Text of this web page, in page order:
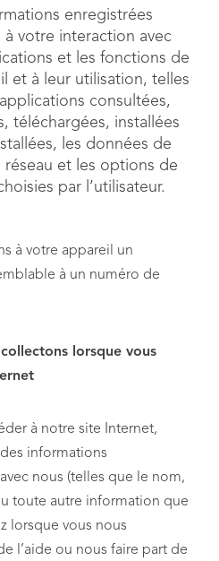
enregistrées
à votre interaction avec
et les fonctions de
et à leur utilisation, telles
consultées,
téléchargées, installées
les données de
réseau et les options de
par l’utilisateur.
à votre appareil un
à un numéro de
lorsque vous
à notre site Internet,
informations
nous (telles que le nom,
toute autre information que
lorsque vous nous
l’aide ou nous faire part de